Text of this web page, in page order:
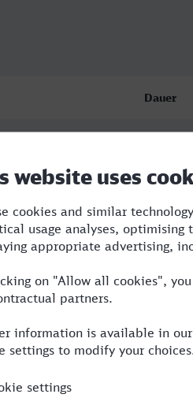
Dauer
Hbf
2:58
Hbf
3:30